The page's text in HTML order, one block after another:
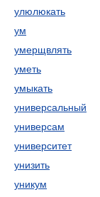
улюлюкать
ум
умерщвлять
уметь
умыкать
универсальный
универсам
университет
унизить
уникум